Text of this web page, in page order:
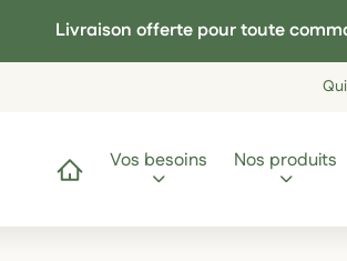
Livraison offerte pour toute
Accueil
Vos besoins Nos produits